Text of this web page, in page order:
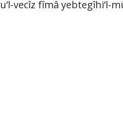
vecîz fîmâ yebtegîhi’l-